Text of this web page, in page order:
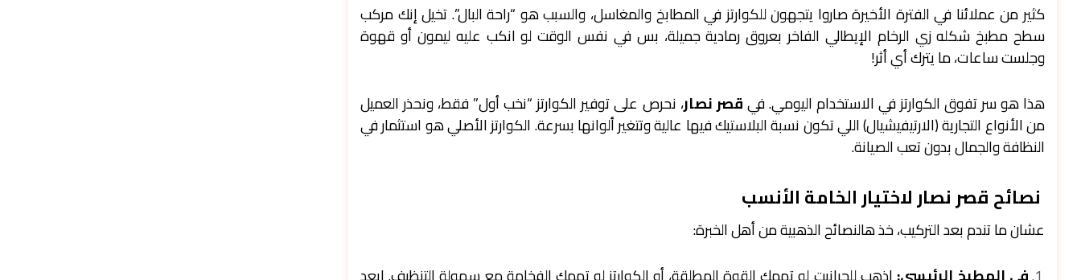
كثير من عملائنا في الفترة الأخيرة صاروا يتجهون للكوارتز في المطابخ والمغاسل، والسبب هو “راحة البال”. تخيل إنك مركب
سطح مطبخ شكله زي الرخام الإيطالي الفاخر بعروق رمادية جميلة، بس في نفس الوقت لو انكب عليه ليمون أو قهوة
وجلست ساعات، ما يترك أي أثر!
هذا هو سر تفوق الكوارتز في الاستخدام اليومي. فيقصر نصار، نحرص على توفير الكوارتز “نخب أول” فقط، ونحذر العميل
من الأنواع التجارية (الارتيفيشيال) اللي تكون نسبة البلاستيك فيها عالية وتتغير ألوانها بسرعة. الكوارتز الأصلي هو استثمار في
النظافة والجمال بدون تعب الصيانة.
نصائح قصر نصار لاختيار الخامة الأنسب
عشان ما تندم بعد التركيب، خذ هالنصائح الذهبية من أهل الخبرة: